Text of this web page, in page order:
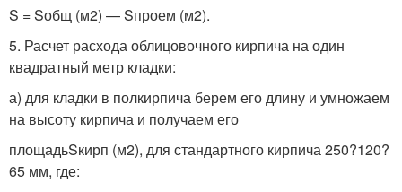
S = Sобщ (м2) — Sпроем (м2).
5. Расчет расхода облицовочного кирпича на один
квадратный метр кладки:
а) для кладки в полкирпича берем его длину и умножаем
на высоту кирпича и получаем его
площадьSкирп (м2), для стандартного кирпича 250?120?
65 мм, где: